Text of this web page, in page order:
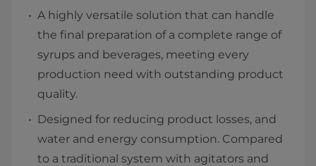
A highly versatile solution that can handle
the final preparation of a complete range of
syrups and beverages, meeting every
production need with outstanding product
quality.
Designed for reducing product losses, and
water and energy consumption. Compared
to a traditional system with agitators and